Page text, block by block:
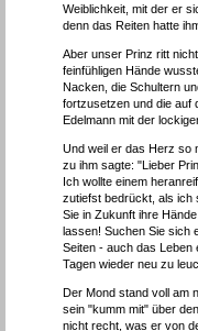
Weiblichkeit, mit der er
denn das Reiten hatte
Aber unser Prinz ritt
feinfühligen Hände
Nacken, die Schultern
fortzusetzen und die auf
Edelmann mit der
Und weil er das Herz so
zu ihm sagte: "Lieber
Ich wollte einem
zutiefst bedrückt, als ich
Sie in Zukunft ihre
lassen! Suchen Sie sich
Seiten - auch das Leben
Tagen wieder neu zu
Der Mond stand voll am
sein "kumm mit" über
nicht recht, was er von